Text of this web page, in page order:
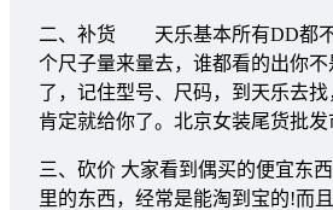
二、补货 天乐基本所有DD都不
个尺子量来量去，谁都看的出你
了，记住型号、尺码，到天乐去
肯定就给你了。北京女装尾货批
三、砍价 大家看到偶买的便宜东
里的东西，经常是能淘到宝的!